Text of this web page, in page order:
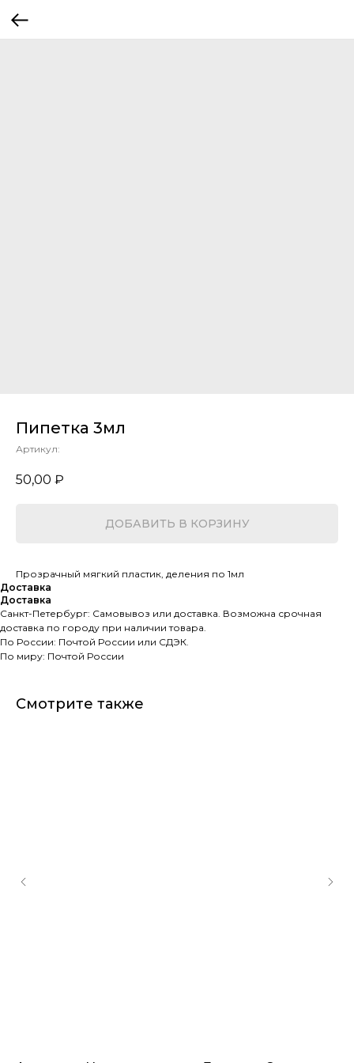
Пипетка 3мл
Артикул:
50,00 ₽
ДОБАВИТЬ В КОРЗИНУ
Прозрачный мягкий пластик, деления по 1мл
Доставка
Доставка
Санкт-Петербург: Самовывоз или доставка. Возможна срочная
доставка по городу при наличии товара.
По России: Почтой России или СДЭК.
По миру: Почтой России
Смотрите также